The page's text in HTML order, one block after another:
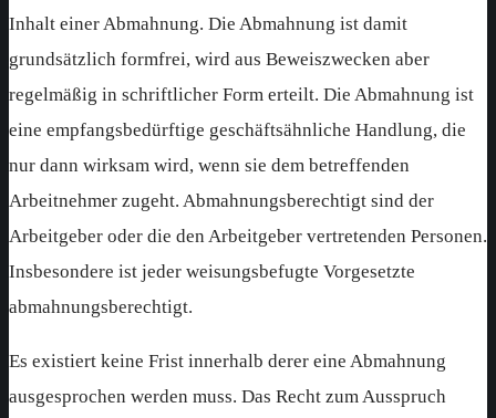
Inhalt einer Abmahnung. Die Abmahnung ist damit
grundsätzlich formfrei, wird aus Beweiszwecken aber
regelmäßig in schriftlicher Form erteilt. Die Abmahnung ist
eine empfangsbedürftige geschäftsähnliche Handlung, die
nur dann wirksam wird, wenn sie dem betreffenden
Arbeitnehmer zugeht. Abmahnungsberechtigt sind der
Arbeitgeber oder die den Arbeitgeber vertretenden Personen.
Insbesondere ist jeder weisungsbefugte Vorgesetzte
abmahnungsberechtigt.
Es existiert keine Frist innerhalb derer eine Abmahnung
ausgesprochen werden muss. Das Recht zum Ausspruch